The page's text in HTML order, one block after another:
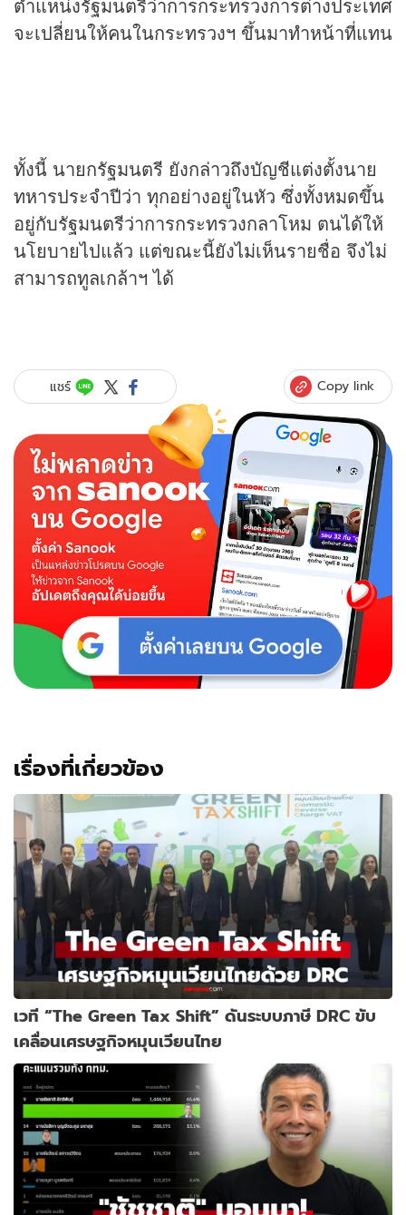
จะเปลี่ยนให้คนในกระทรวงฯ ขึ้นมาทำหน้าที่แทน
ทั้งนี้ นายกรัฐมนตรี ยังกล่าวถึงบัญชีแต่งตั้งนาย
ทหารประจำปีว่า ทุกอย่างอยู่ในหัว ซึ่งทั้งหมดขึ้น
อยู่กับรัฐมนตรีว่าการกระทรวงกลาโหม ตนได้ให้
นโยบายไปแล้ว แต่ขณะนี้ยังไม่เห็นรายชื่อ จึงไม่
สามารถทูลเกล้าฯ ได้
แชร์ Copy link
เรื่องที่เกี่ยวข้อง
เวที “The Green Tax Shift” ดันระบบภาษี DRC ขับ
เคลื่อนเศรษฐกิจหมุนเวียนไทย